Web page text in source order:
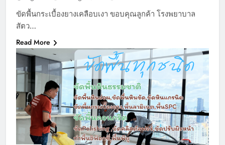
ขัดพื้นกระเบื้องยางเคลือบเงา ขอบคุณลูกค้า โรงพยาบาล
สัตว…
Read More